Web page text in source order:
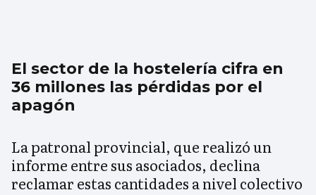
El sector de la hostelería cifra en
36 millones las pérdidas por el
apagón
La patronal provincial, que realizó un
informe entre sus asociados, declina
reclamar estas cantidades a nivel colectivo